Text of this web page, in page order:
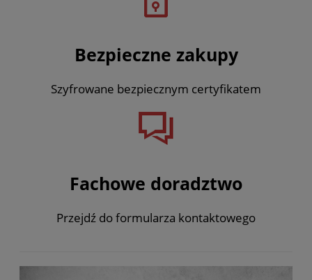
Bezpieczne zakupy
Szyfrowane bezpiecznym certyfikatem
Fachowe doradztwo
Przejdź do formularza kontaktowego